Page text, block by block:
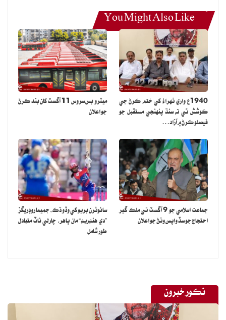
You Might Also Like
1940ع واري ٺهراءُ کي ختم ڪرڻ جي
ڪوشش ٿي ته سنڌ پنهنجي مستقبل جو
فيصلو ڪرڻ ۾ آزاد…
ميٽرو بس سروس 11 آگسٽ کان بند ڪرڻ
جو اعلان
جماعت اسلامي جو 9 آگسٽ تي ملڪ گير
احتجاج جو سڏ واپس وٺڻ جو اعلان
سائوٿرن بريو کي وڏو ڌڪ، جميما روڊريگز
”دي هنڊريڊ“ مان ٻاهر، چارلي ناٽ متبادل
طور شامل
نڪور خبرون